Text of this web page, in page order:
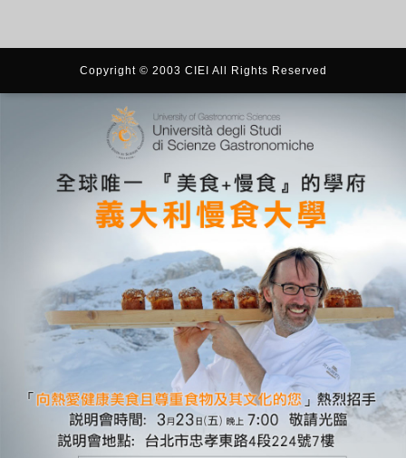
Copyright © 2003 CIEI All Rights Reserved